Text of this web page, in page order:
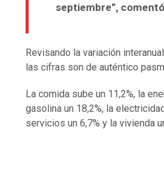
septiembre”,
Revisando la variación
las cifras son de auténtico
La comida sube un 11,2%, la
gasolina un 18,2%, la
servicios un 6,7% y la vivienda